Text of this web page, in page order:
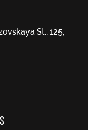
St., 125,